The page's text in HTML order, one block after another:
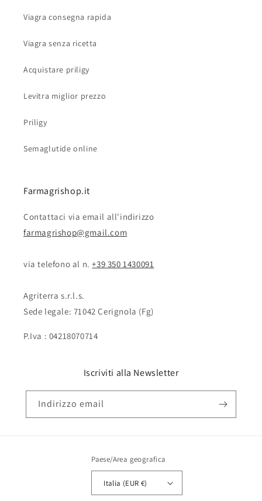
Viagra consegna rapida
Viagra senza ricetta
Acquistare priligy
Levitra miglior prezzo
Priligy
Semaglutide online
Farmagrishop.it
Contattaci via email all'indirizzo
farmagrishop@gmail.com
via telefono al n. ‭‭+39 350 1430091
Agriterra s.r.l.s.
Sede legale: 71042 Cerignola (Fg)
P.Iva : 04218070714
Iscriviti alla Newsletter
Indirizzo email
Paese/Area geografica
Italia (EUR €)